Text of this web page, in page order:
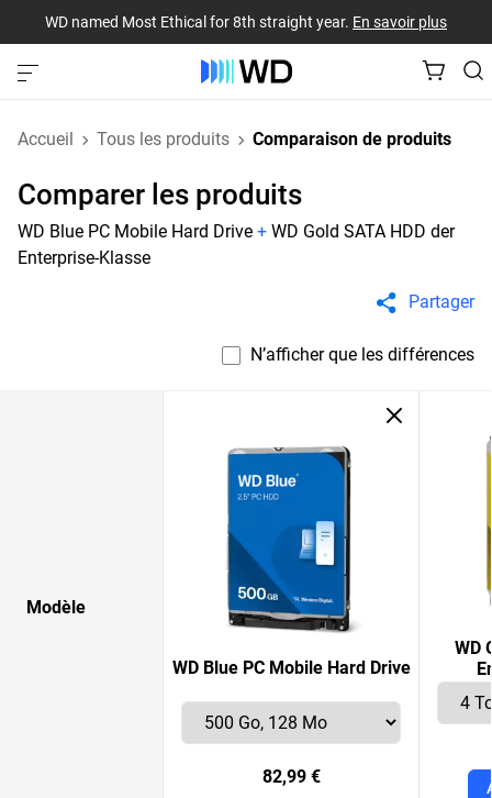
WD named Most Ethical for 8th straight year. En savoir plus
Accueil Tous les produits Comparaison de produits
Comparer les produits
WD Blue PC Mobile Hard Drive + WD Gold SATA HDD der
Enterprise-Klasse
Partager
N’afficher que les différences
Modèle
WD Blue PC Mobile Hard Drive
82,99 €
WD